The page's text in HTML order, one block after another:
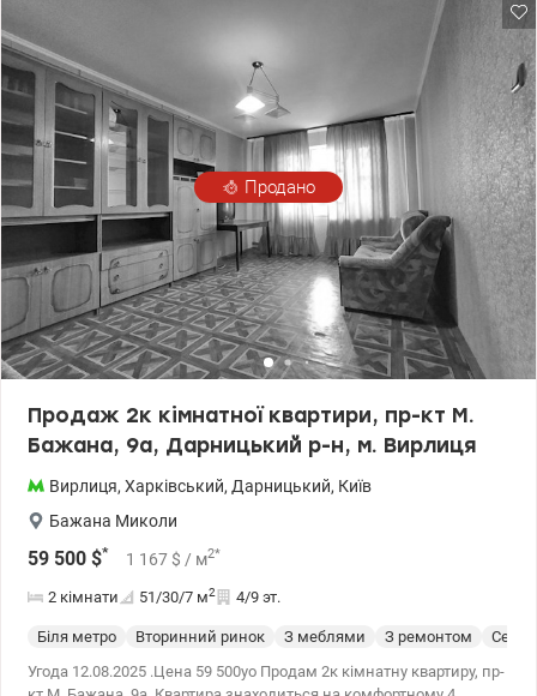
залишається новим власникам. На вікнах – ролети блекаут .
Підлога: у ванній кімнаті та туалеті плитка, в кімнаті та коридорі
ковролін, на кухні лінолеум. Гарна інфраструктура. Зручна
транспортна розв'язка. Метро Бориспільська 10 хв., до метро
Вирлиця 15 хв. пішки. Поруч зупинки громадського транспорту, а
також трамваїв №29. У пішій доступності школи, дитячі садочки,
аптеки, лікарня, магазини (Сільпо, АТБ), ринок, McDonald's. Для
приємних прогулянок та заняття спортом - зелений парк
Партизанської слави. У власності понад 3 роки. Готові до
швидкої угоди. Розглядаємо варіант продажу по сертифікату.
valion.ua./1146786
Продано
Продаж 2к кімнатної квартири, пр-кт М.
Бажана, 9а, Дарницький р-н, м. Вирлиця
Вирлиця, Харківський, Дарницький, Київ
Бажана Миколи
59 500 $* 1 167 $ / м2*
2 кімнати 51/30/7 м2 4/9 эт.
Біля метро Вторинний ринок З меблями З ремонтом
Угода 12.08.2025 .Цена 59 500уо Продам 2к кімнатну квартиру, пр-